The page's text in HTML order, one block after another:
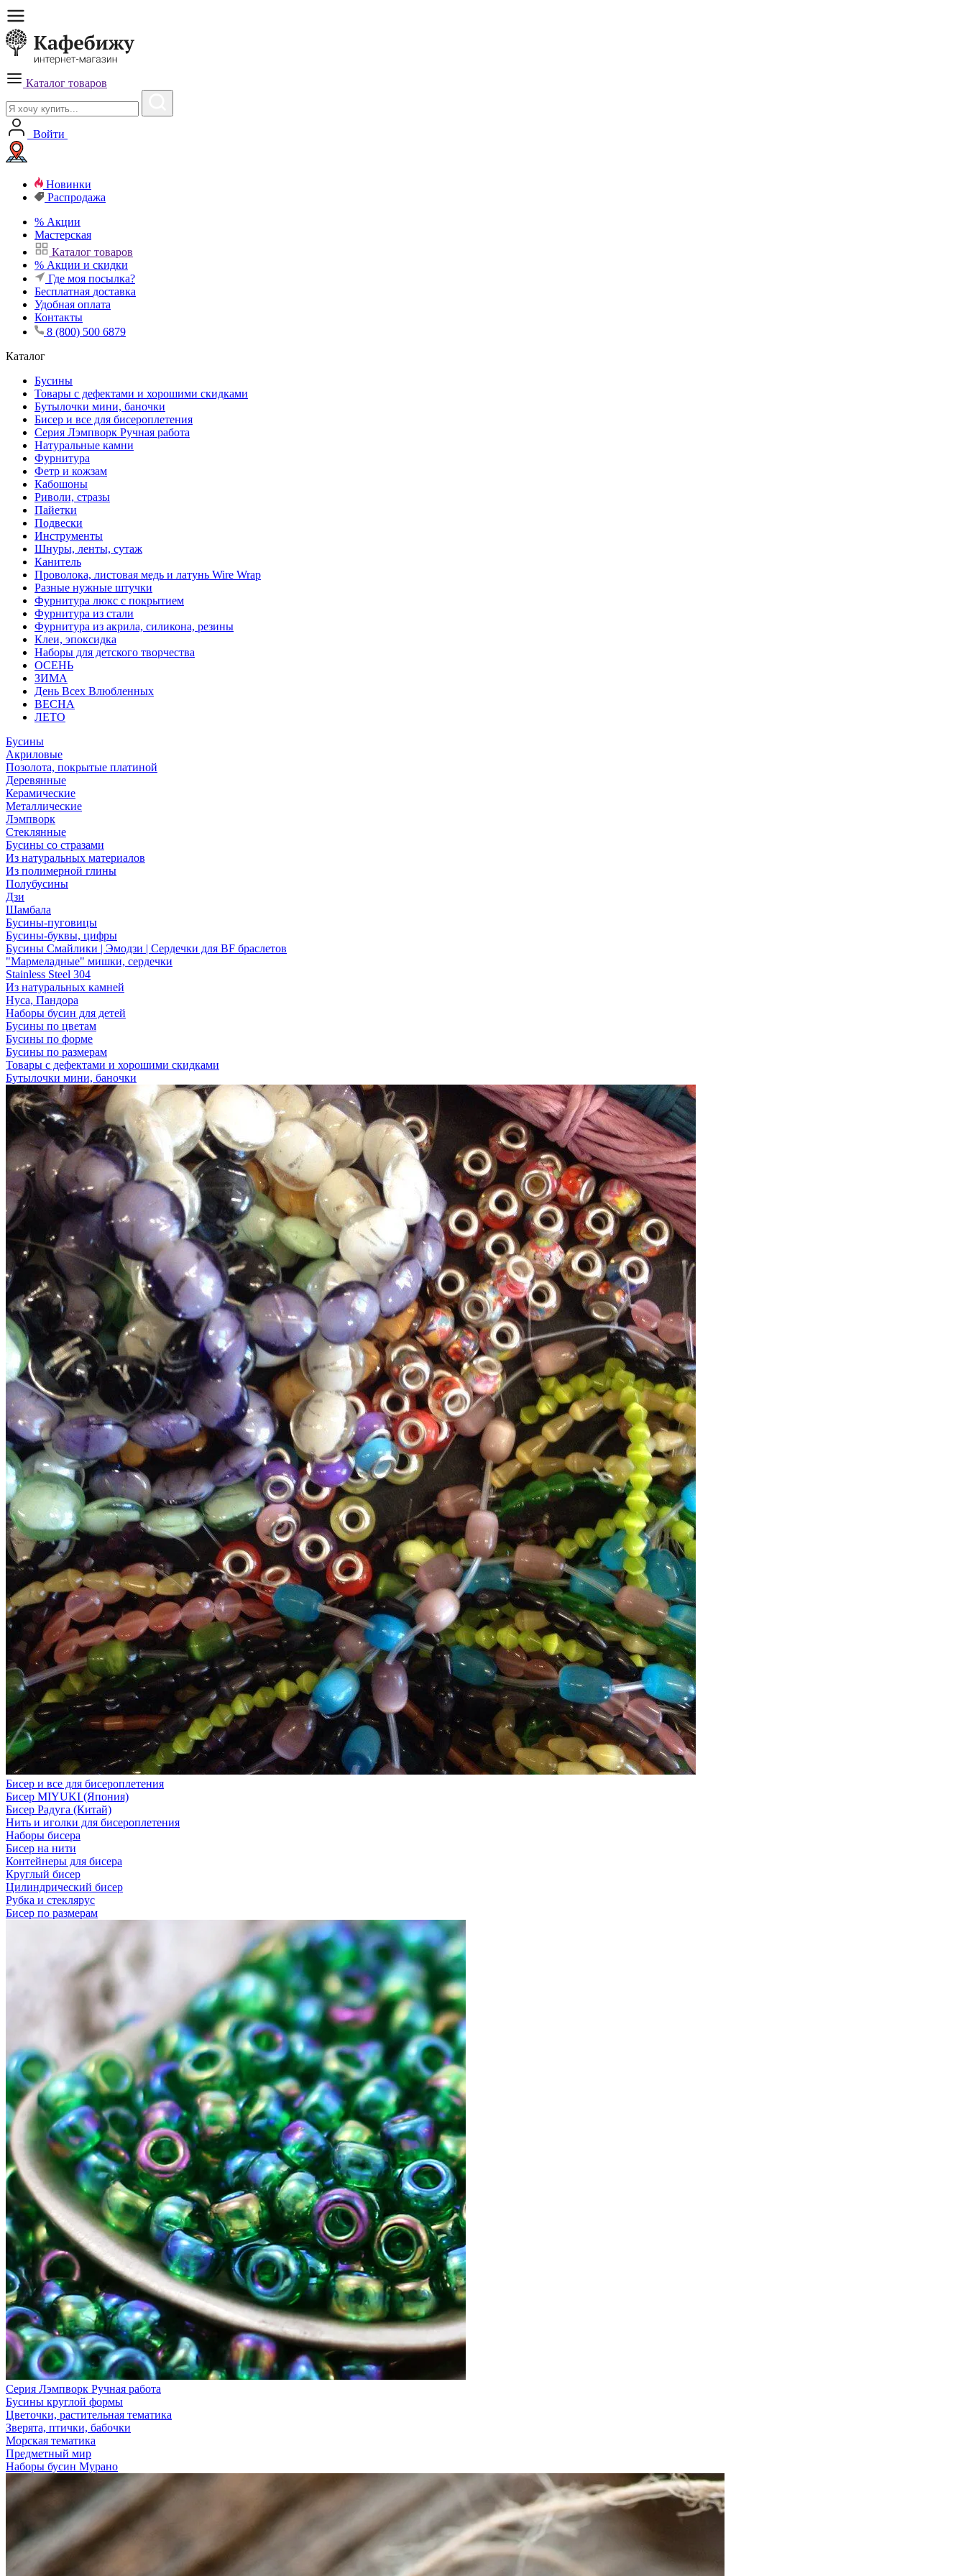
Каталог товаров
Войти
Новинки
Распродажа
% Акции
Мастерская
Каталог товаров
% Акции и скидки
Где моя посылка?
Бесплатная доставка
Удобная оплата
Контакты
8 (800) 500 6879
Каталог
Бусины
Товары с дефектами и хорошими скидками
Бутылочки мини, баночки
Бисер и все для бисероплетения
Серия Лэмпворк Ручная работа
Натуральные камни
Фурнитура
Фетр и кожзам
Кабошоны
Риволи, стразы
Пайетки
Подвески
Инструменты
Шнуры, ленты, сутаж
Канитель
Проволока, листовая медь и латунь Wire Wrap
Разные нужные штучки
Фурнитура люкс с покрытием
Фурнитура из стали
Фурнитура из акрила, силикона, резины
Клеи, эпоксидка
Наборы для детского творчества
ОСЕНЬ
ЗИМА
День Всех Влюбленных
ВЕСНА
ЛЕТО
Бусины
Акриловые
Позолота, покрытые платиной
Деревянные
Керамические
Металлические
Лэмпворк
Стеклянные
Бусины со стразами
Из натуральных материалов
Из полимерной глины
Полубусины
Дзи
Шамбала
Бусины-пуговицы
Бусины-буквы, цифры
Бусины Смайлики | Эмодзи | Сердечки для BF браслетов
"Мармеладные" мишки, сердечки
Stainless Steel 304
Из натуральных камней
Нуса, Пандора
Наборы бусин для детей
Бусины по цветам
Бусины по форме
Бусины по размерам
Товары с дефектами и хорошими скидками
Бутылочки мини, баночки
Бисер и все для бисероплетения
Бисер MIYUKI (Япония)
Бисер Радуга (Китай)
Нить и иголки для бисероплетения
Наборы бисера
Бисер на нити
Контейнеры для бисера
Круглый бисер
Цилиндрический бисер
Рубка и стеклярус
Бисер по размерам
Серия Лэмпворк Ручная работа
Бусины круглой формы
Цветочки, растительная тематика
Зверята, птички, бабочки
Морская тематика
Предметный мир
Наборы бусин Мурано